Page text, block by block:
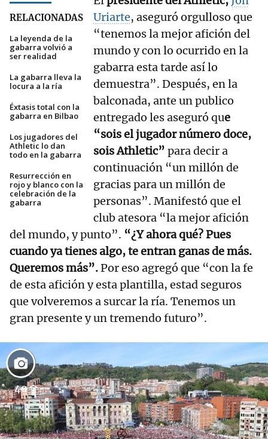
RELACIONADAS
La leyenda de la
gabarra volvió a
ser realidad
La gabarra lleva la
locura a la ría
Éxtasis total con la
gabarra en Bilbao
Los jugadores del
Athletic lo dan
todo en la gabarra
Resurrección en
rojo y blanco con la
celebración de la
gabarra
Uriarte, aseguró orgulloso que
“tenemos la mejor afición del
mundo y con lo ocurrido en la
gabarra esta tarde así lo
demuestra”. Después, en la
balconada, ante un publico
entregado les aseguró que
“sois el jugador número doce,
sois Athletic” para decir a
continuación “un millón de
gracias para un millón de
personas”. Manifestó que el
club atesora “la mejor afición
del mundo, y punto”. “¿Y ahora qué? Pues
cuando ya tienes algo, te entran ganas de más.
Queremos más”.Por eso agregó que “con la fe
de esta afición y esta plantilla, estad seguros
que volveremos a surcar la ría. Tenemos un
gran presente y un tremendo futuro”.
40